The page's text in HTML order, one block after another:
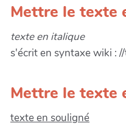
Mettre le texte
texte en italique
s'écrit en syntaxe wiki :
Mettre le texte
texte en souligné